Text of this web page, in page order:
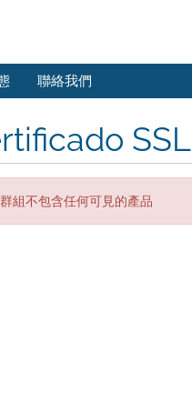
聯絡我們
SSL
組不包含任何可見的產品